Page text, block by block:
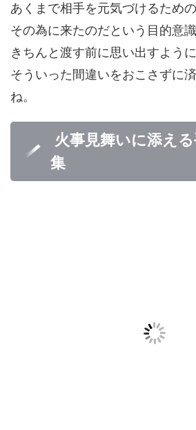
あくまで相手を元気づけるための
その為に来たのだという目的意識
きちんと渡す前に思い出すように
そういった間違いをおこさずに
ね。
火事見舞いに添え
集